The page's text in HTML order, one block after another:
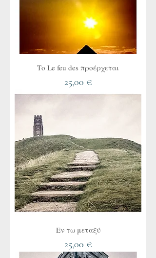
Το Le feu des προέρχεται
Τιμή
25,00 €
Εν τω μεταξύ
Τιμή
25,00 €